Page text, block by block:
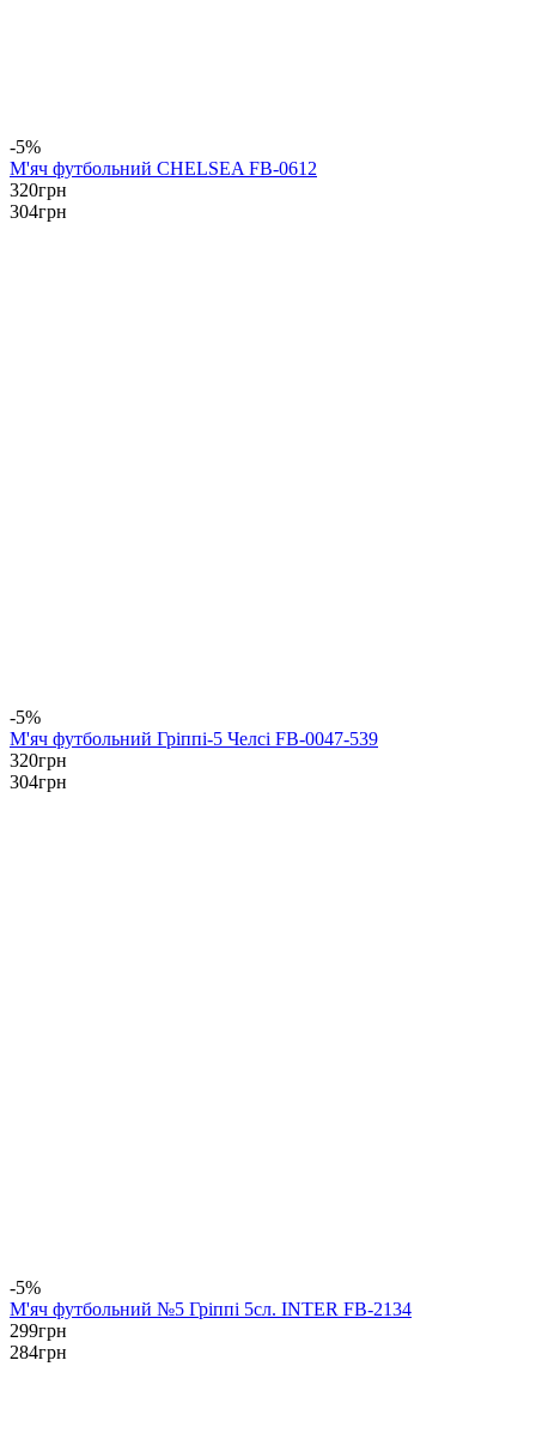
-5%
М'яч футбольний CHELSEA FB-0612
320грн
304грн
-5%
М'яч футбольний Гріппі-5 Челсі FB-0047-539
320грн
304грн
-5%
М'яч футбольний №5 Гріппі 5сл. INTER FB-2134
299грн
284грн